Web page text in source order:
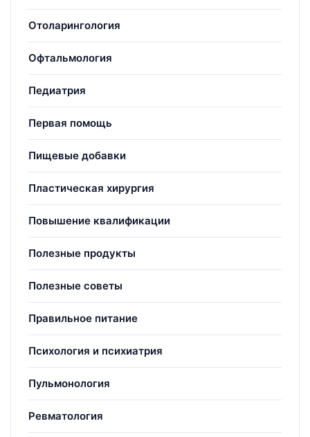
Отоларингология
Офтальмология
Педиатрия
Первая помощь
Пищевые добавки
Пластическая хирургия
Повышение квалификации
Полезные продукты
Полезные советы
Правильное питание
Психология и психиатрия
Пульмонология
Ревматология